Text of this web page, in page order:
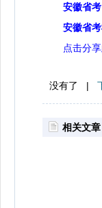
安徽省
安徽省
点击分
没有了 |
相关文章